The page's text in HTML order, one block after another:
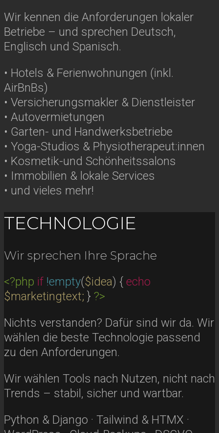
Wir kennen die Anforderungen lokaler
Betriebe – und sprechen Deutsch,
Englisch und Spanisch.
• Hotels & Ferienwohnungen (inkl.
AirBnBs)
• Versicherungs­makler & Dienstleister
• Autovermietungen
• Garten- und Handwerksbetriebe
• Yoga-Studios & Physiotherapeut:innen
• Kosmetik-und Schönheitssalons
• Immobilien & lokale Services
• und vieles mehr!
TECHNOLOGIE
Wir sprechen Ihre Sprache
<?php if !empty($idea) { echo
$marketingtext; } ?>
Nichts verstanden? Dafür sind wir da. Wir
wählen die beste Technologie passend
zu den Anforderungen.
Wir wählen Tools nach Nutzen, nicht nach
Trends – stabil, sicher und wartbar.
Python & Django · Tailwind & HTMX ·